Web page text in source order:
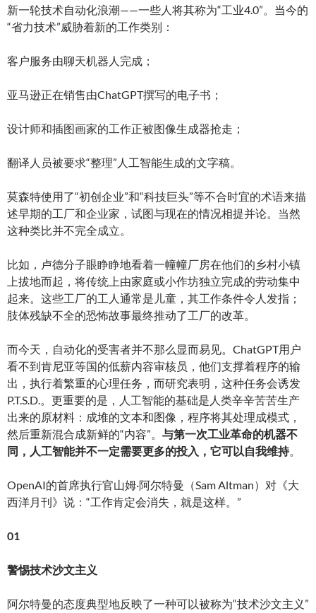
新一轮技术自动化浪潮——一些人将其称为“工业4.0”。当今的
“省力技术”威胁着新的工作类别：
客户服务由聊天机器人完成；
亚马逊正在销售由ChatGPT撰写的电子书；
设计师和插图画家的工作正被图像生成器抢走；
翻译人员被要求“整理”人工智能生成的文字稿。
莫森特使用了“初创企业”和“科技巨头”等不合时宜的术语来描
述早期的工厂和企业家，试图与现在的情况相提并论。当然
这种类比并不完全成立。
比如，卢德分子眼睁睁地看着一幢幢厂房在他们的乡村小镇
上拔地而起，将传统上由家庭或小作坊独立完成的劳动集中
起来。这些工厂的工人通常是儿童，其工作条件令人发指；
肢体残缺不全的恐怖故事最终推动了工厂的改革。
而今天，自动化的受害者并不那么显而易见。ChatGPT用户
看不到肯尼亚等国的低薪内容审核员，他们支撑着程序的输
出，执行着繁重的心理任务，而研究表明，这种任务会诱发
P.T.S.D.。更重要的是，人工智能的基础是人类辛辛苦苦生产
出来的原材料：成堆的文本和图像，程序将其处理成模式，
然后重新混合成新鲜的“内容”。 与第一次工业革命的机器不
同，人工智能并不一定需要更多的投入，它可以自我维持。
OpenAI的首席执行官山姆·阿尔特曼（Sam Altman）对《大
西洋月刊》说：“工作肯定会消失，就是这样。”
01
警惕技术沙文主义
阿尔特曼的态度典型地反映了一种可以被称为“技术沙文主义”